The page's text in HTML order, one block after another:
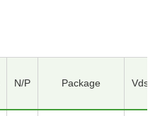
N/P Package